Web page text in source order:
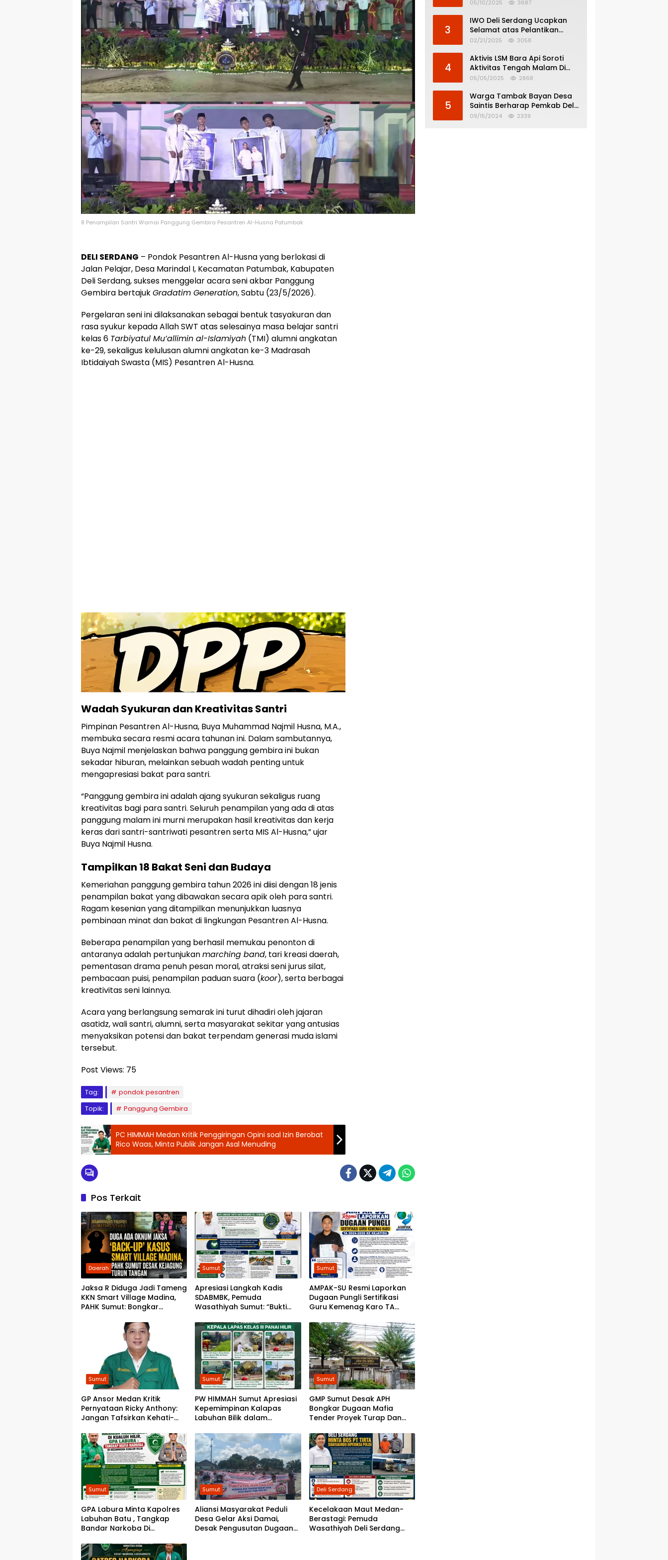
8 Penampilan Santri Warnai Panggung Gembira Pesantren Al-Husna Patumbak
DELI SERDANG – Pondok Pesantren Al-Husna yang berlokasi di
Jalan Pelajar, Desa Marindal I, Kecamatan Patumbak, Kabupaten
Deli Serdang, sukses menggelar acara seni akbar Panggung
Gembira bertajukGradatim Generation, Sabtu (23/5/2026).
Pergelaran seni ini dilaksanakan sebagai bentuk tasyakuran dan
rasa syukur kepada Allah SWT atas selesainya masa belajar santri
kelas 6 Tarbiyatul Mu’allimin al-Islamiyah (TMI) alumni angkatan
ke-29, sekaligus kelulusan alumni angkatan ke-3 Madrasah
Ibtidaiyah Swasta (MIS) Pesantren Al-Husna.
Wadah Syukuran dan Kreativitas Santri
Pimpinan Pesantren Al-Husna, Buya Muhammad Najmil Husna, M.A.,
membuka secara resmi acara tahunan ini. Dalam sambutannya,
Buya Najmil menjelaskan bahwa panggung gembira ini bukan
sekadar hiburan, melainkan sebuah wadah penting untuk
mengapresiasi bakat para santri.
“Panggung gembira ini adalah ajang syukuran sekaligus ruang
kreativitas bagi para santri. Seluruh penampilan yang ada di atas
panggung malam ini murni merupakan hasil kreativitas dan kerja
keras dari santri-santriwati pesantren serta MIS Al-Husna,” ujar
Buya Najmil Husna.
Tampilkan 18 Bakat Seni dan Budaya
Kemeriahan panggung gembira tahun 2026 ini diisi dengan 18 jenis
penampilan bakat yang dibawakan secara apik oleh para santri.
Ragam kesenian yang ditampilkan menunjukkan luasnya
pembinaan minat dan bakat di lingkungan Pesantren Al-Husna.
Beberapa penampilan yang berhasil memukau penonton di
antaranya adalah pertunjukanmarching band, tari kreasi daerah,
pementasan drama penuh pesan moral, atraksi seni jurus silat,
pembacaan puisi, penampilan paduan suara (koor), serta berbagai
kreativitas seni lainnya.
Acara yang berlangsung semarak ini turut dihadiri oleh jajaran
asatidz, wali santri, alumni, serta masyarakat sekitar yang antusias
menyaksikan potensi dan bakat terpendam generasi muda islami
tersebut.
Post Views: 75
Tag:
pondok pesantren
Topik:
Panggung Gembira
PC HIMMAH Medan Kritik Penggiringan Opini soal Izin Berobat
Rico Waas, Minta Publik Jangan Asal Menuding
Pos Terkait
Daerah
Jaksa R Diduga Jadi Tameng
KKN Smart Village Madina,
PAHK Sumut: Bongkar
Kebal Hukum!
Sumut
Apresiasi Langkah Kadis
SDABMBK, Pemuda
Wasathiyah Sumut: “Bukti
Hukum”
Sumut
AMPAK-SU Resmi Laporkan
Dugaan Pungli Sertifikasi
Guru Kemenag Karo TA
Sumut
GP Ansor Medan Kritik
Pernyataan Ricky Anthony:
Jangan Tafsirkan Kehati-
Arogansi
Sumut
​PW HIMMAH Sumut Apresiasi
Kepemimpinan Kalapas
Labuhan Bilik dalam
Pemasyarakatan Humanis
Sumut
GMP Sumut Desak APH
Bongkar Dugaan Mafia
Tender Proyek Turap Dan
SMSL dalam Peredaman Aksi
Mahasiswa Diminta Diusut
Sumut
GPA Labura Minta Kapolres
Labuhan Batu , Tangkap
Bandar Narkoba Di
Sumut
Aliansi Masyarakat Peduli
Desa Gelar Aksi Damai,
Desak Pengusutan Dugaan
Deli Serdang
Kecelakaan Maut Medan-
Berastagi: Pemuda
Wasathiyah Deli Serdang
05/10/2025 3687
3
IWO Deli Serdang Ucapkan
Selamat atas Pelantikan
Bupati dan Wakil Bupati Deli
02/21/2025 3058
4
Aktivis LSM Bara Api Soroti
Aktivitas Tengah Malam Di
SPBU 14.213.228 Bandar Tinggi
05/05/2025 2868
5
Warga Tambak Bayan Desa
Saintis Berharap Pemkab Deli
Serdang Atasi Banjir
09/15/2024 2339